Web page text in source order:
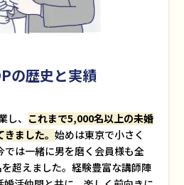
の歴史と実績
、 これまで5,000名以上の未婚
きました。始めは東京で小さく
では一緒に男を磨く会員様も全
超えました。経験豊富な講師陣